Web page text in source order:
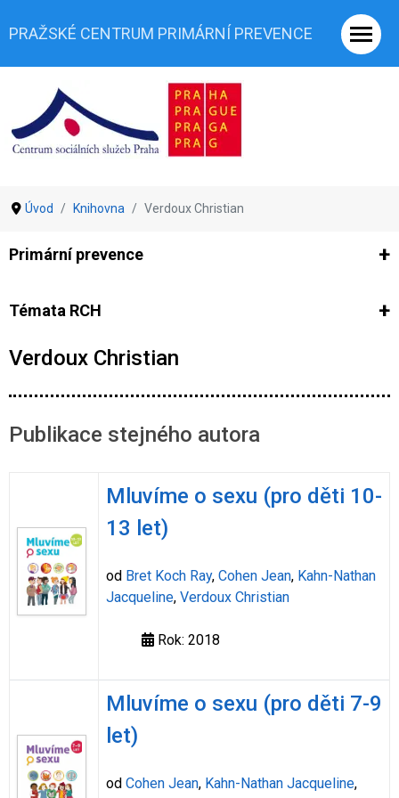
PRAŽSKÉ CENTRUM PRIMÁRNÍ PREVENCE
Úvod Knihovna Verdoux Christian
Primární prevence
Ze světa prevence
Témata RCH
Co je rizikové chování (RCH)
Verdoux Christian
Publikace stejného autora
Mluvíme o sexu (pro děti 10-
13 let)
od Bret Koch Ray, Cohen Jean, Kahn-Nathan
Jacqueline, Verdoux Christian
Rok: 2018
Mluvíme o sexu (pro děti 7-9
let)
od Cohen Jean, Kahn-Nathan Jacqueline,